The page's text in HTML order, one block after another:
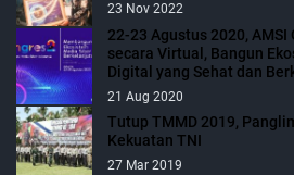
23 Nov 2022
22-23 Agustus 2020, AMSI
secara Virtual, Bangun
Digital yang Sehat dan
21 Aug 2020
Tutup TMMD 2019,
Kekuatan TNI
27 Mar 2019